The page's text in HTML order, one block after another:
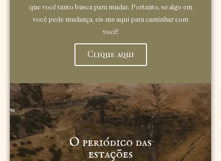
que você tanto busca para mudar. Portanto, se algo em
você pede mudança, eis-me aqui para caminhar com
você!
Clique aqui